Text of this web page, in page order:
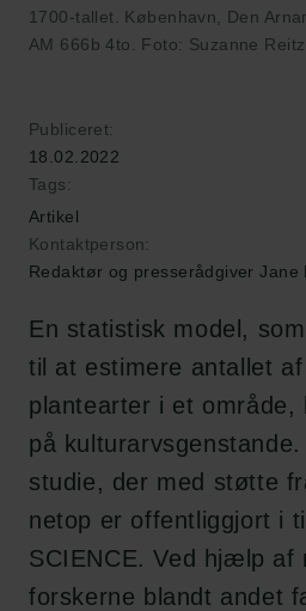
1700-tallet. København, Den
AM 666b 4to. Foto: Suzanne Reitz
Publiceret:
18.02.2022
Tags:
Artikel
Kontaktperson:
Redaktør og presserådgiver Jane
En statistisk model,
til at estimere antallet
plantearter i et område,
på
studie, der med støtte
netop er offentliggjort i
SCIENCE. Ved hjælp af
forskerne blandt andet